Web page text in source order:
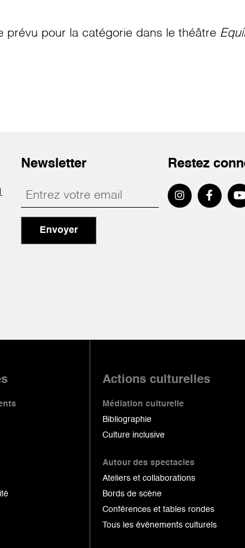
prévu pour la catégorie dans le théâtre
Newsletter
Envoyer
Restez
Actions culturelles
Médiation culturelle
Bibliographie
Culture inclusive
Autour des spectacles
Ateliers et collaborations
Bords de scène
Conférences et tables rondes
Tous les événements culturels